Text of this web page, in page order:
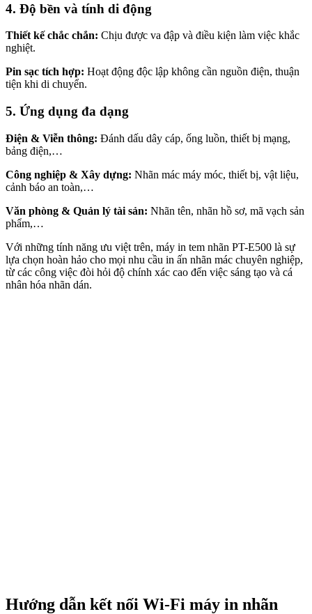
4. Độ bền và tính di động
Thiết kế chắc chắn: Chịu được va đập và điều kiện làm việc khắc
nghiệt.
Pin sạc tích hợp: Hoạt động độc lập không cần nguồn điện, thuận
tiện khi di chuyển.
5. Ứng dụng đa dạng
Điện & Viễn thông: Đánh dấu dây cáp, ống luồn, thiết bị mạng,
bảng điện,…
Công nghiệp & Xây dựng: Nhãn mác máy móc, thiết bị, vật liệu,
cảnh báo an toàn,…
Văn phòng & Quản lý tài sản: Nhãn tên, nhãn hồ sơ, mã vạch sản
phẩm,…
Với những tính năng ưu việt trên, máy in tem nhãn PT-E500 là sự
lựa chọn hoàn hảo cho mọi nhu cầu in ấn nhãn mác chuyên nghiệp,
từ các công việc đòi hỏi độ chính xác cao đến việc sáng tạo và cá
nhân hóa nhãn dán.
Hướng dẫn kết nối Wi-Fi máy in nhãn